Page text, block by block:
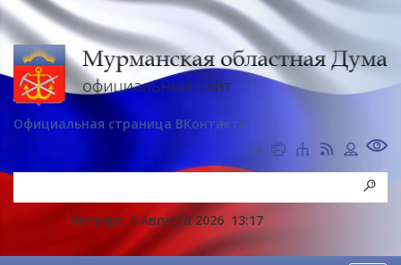
Официальная страница ВКонтакте
Четверг, 6 Августа 2026 13:17